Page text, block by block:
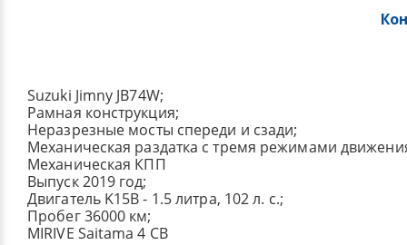
Suzuki Jimny JB74W;
Рамная конструкция;
Неразрезные мосты спереди и сзади;
Механическая раздатка с тремя режимами
Механическая КПП
Выпуск 2019 год;
Двигатель K15B - 1.5 литра, 102 л. с.;
Пробег 36000 км;
MIRIVE Saitama 4 CB